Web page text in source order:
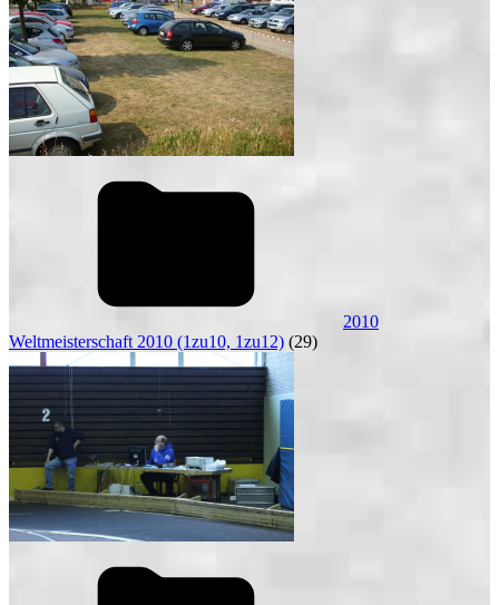
2010
Weltmeisterschaft 2010 (1zu10, 1zu12) (29)